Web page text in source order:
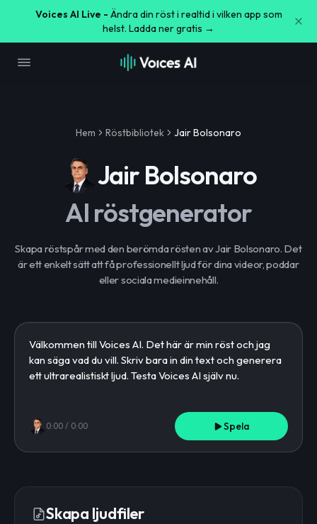
Voices AI Live - Ändra din röst i realtid i vilken app som
helst. Ladda ner gratis →
Hem Röstbibliotek Jair Bolsonaro
Jair Bolsonaro
AI röstgenerator
Skapa röstspår med den berömda rösten av Jair Bolsonaro. Det
är ett enkelt sätt att få professionellt ljud för dina videor, poddar
eller sociala medieinnehåll.
0:00 / 0:00 Spela
Skapa ljudfiler